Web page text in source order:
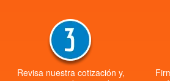
Revisa nuestra cotización y,